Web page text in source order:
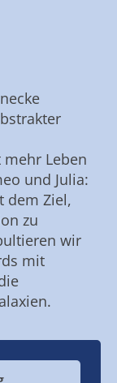
Leben
und Julia:
dem Ziel,
zu
wir
mit